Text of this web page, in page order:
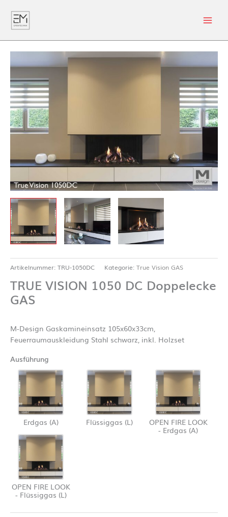
Artikelnummer: TRU-1050DC Kategorie: True Vision GAS
TRUE VISION 1050 DC Doppelecke
GAS
M-Design Gaskamineinsatz 105x60x33cm,
Feuerraumauskleidung Stahl schwarz, inkl. Holzset
Ausführung
Erdgas (A) Flüssiggas (L)
OPEN FIRE LOOK
- Erdgas (A)
OPEN FIRE LOOK
- Flüssiggas (L)